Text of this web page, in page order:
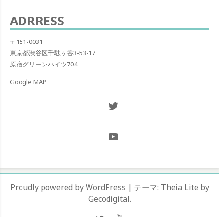
ADRRESS
〒151-0031
東京都渋谷区千駄ヶ谷3-53-17
原宿グリーンハイツ704
Google MAP
Proudly powered by WordPress | テーマ: Theia Lite by
Gecodigital.